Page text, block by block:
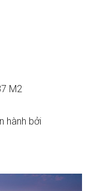
M2
hành bởi